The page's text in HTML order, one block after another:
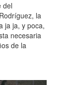
del
la
ja ja, y poca,
necesaria
de la